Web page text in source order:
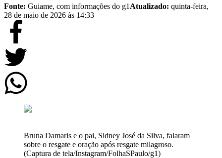
Fonte: Guiame, com informações do g1 Atualizado: quinta-feira,
28 de maio de 2026 às 14:33
Bruna Damaris e o pai, Sidney José da Silva, falaram
sobre o resgate e oração após resgate milagroso.
(Captura de tela/Instagram/FolhaSPaulo/g1)